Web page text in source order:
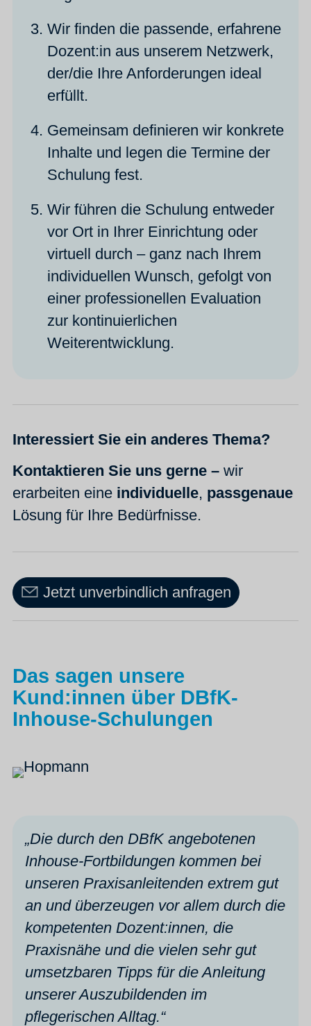
Wir finden die passende, erfahrene
Dozent:in aus unserem Netzwerk,
der/die Ihre Anforderungen ideal
erfüllt.
Gemeinsam definieren wir konkrete
Inhalte und legen die Termine der
Schulung fest.
Wir führen die Schulung entweder
vor Ort in Ihrer Einrichtung oder
virtuell durch – ganz nach Ihrem
individuellen Wunsch, gefolgt von
einer professionellen Evaluation
zur kontinuierlichen
Weiterentwicklung.
Interessiert Sie ein anderes Thema?
Kontaktieren Sie uns gerne – wir
erarbeiten eine individuelle, passgenaue
Lösung für Ihre Bedürfnisse.
Jetzt unverbindlich anfragen
Das sagen unsere
Kund:innen über DBfK-
Inhouse-Schulungen
„Die durch den DBfK angebotenen
Inhouse-Fortbildungen kommen bei
unseren Praxisanleitenden extrem gut
an und überzeugen vor allem durch die
kompetenten Dozent:innen, die
Praxisnähe und die vielen sehr gut
umsetzbaren Tipps für die Anleitung
unserer Auszubildenden im
pflegerischen Alltag.“